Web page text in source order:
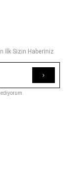
İlk Sizin Haberiniz
ediyorum.